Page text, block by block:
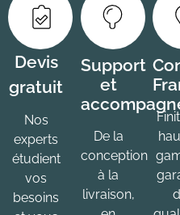
Devis
gratuit
Nos
experts
étudient
vos
besoins
Support
et
De la
conception
à la
livraison,